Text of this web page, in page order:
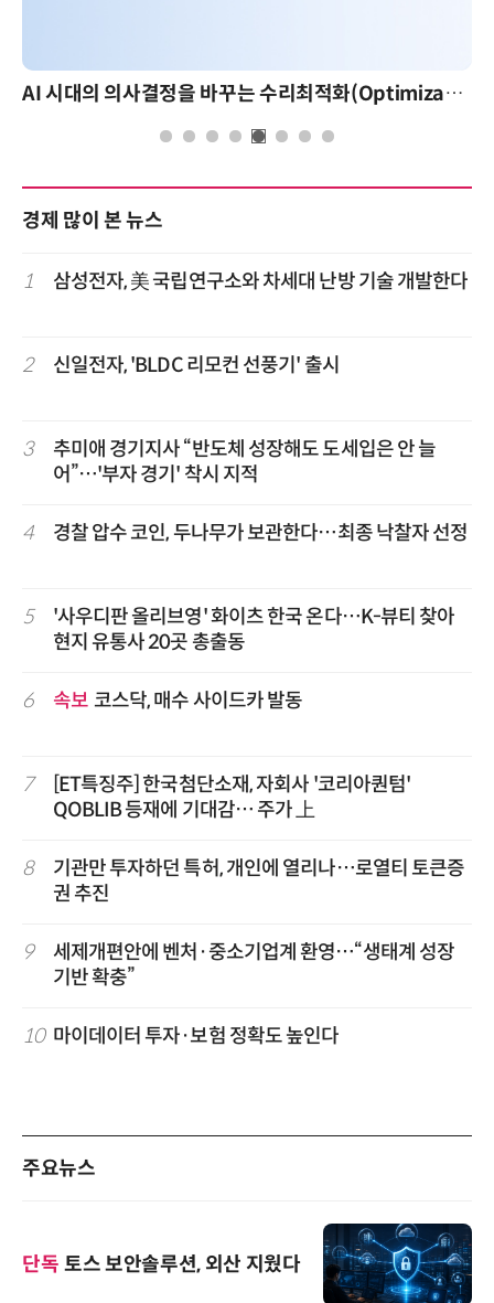
AI 시대의 의사결정을 바꾸는 수리최적화(Optimization): 실제 산업 적용 사례와 활용 전략
경제 많이 본 뉴스
1 삼성전자, 美 국립연구소와 차세대 난방 기술 개발한다
2 신일전자, 'BLDC 리모컨 선풍기' 출시
3
추미애 경기지사 “반도체 성장해도 도세입은 안 늘
어”…'부자 경기' 착시 지적
4 경찰 압수 코인, 두나무가 보관한다…최종 낙찰자 선정
5
'사우디판 올리브영' 화이츠 한국 온다…K-뷰티 찾아
현지 유통사 20곳 총출동
6 속보 코스닥, 매수 사이드카 발동
7
[ET특징주] 한국첨단소재, 자회사 '코리아퀀텀'
QOBLIB 등재에 기대감… 주가 上
8
기관만 투자하던 특허, 개인에 열리나…로열티 토큰증
권 추진
9
세제개편안에 벤처·중소기업계 환영…“생태계 성장
기반 확충”
10 마이데이터 투자·보험 정확도 높인다
주요뉴스
단독 토스 보안솔루션, 외산 지웠다